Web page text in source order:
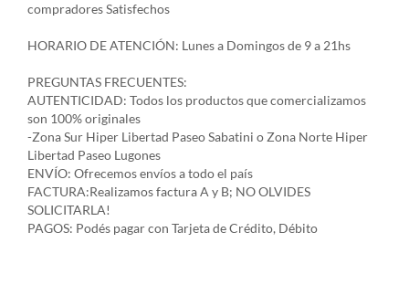
compradores Satisfechos
HORARIO DE ATENCIÓN: Lunes a Domingos de 9 a 21hs
PREGUNTAS FRECUENTES:
AUTENTICIDAD: Todos los productos que comercializamos
son 100% originales
-Zona Sur Hiper Libertad Paseo Sabatini o Zona Norte Hiper
Libertad Paseo Lugones
ENVÍO: Ofrecemos envíos a todo el país
FACTURA:Realizamos factura A y B; NO OLVIDES
SOLICITARLA!
PAGOS: Podés pagar con Tarjeta de Crédito, Débito